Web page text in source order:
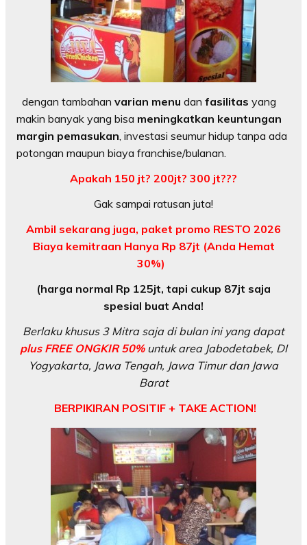
dengan tambahan varian menu dan fasilitas yang
makin banyak yang bisa meningkatkan keuntungan
margin pemasukan, investasi seumur hidup tanpa ada
potongan maupun biaya franchise/bulanan.
Apakah 150 jt? 200jt? 300 jt???
Gak sampai ratusan juta!
Ambil sekarang juga, paket promo RESTO 2026
Biaya kemitraan Hanya Rp 87jt (Anda Hemat
30%)
(harga normal Rp 125jt, tapi cukup 87jt saja
spesial buat Anda!
Berlaku khusus 3 Mitra saja di bulan ini yang dapat
plus FREE ONGKIR 50% untuk area Jabodetabek, DI
Yogyakarta, Jawa Tengah, Jawa Timur dan Jawa
Barat
BERPIKIRAN POSITIF + TAKE ACTION!